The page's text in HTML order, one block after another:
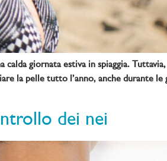
giornata estiva in spiaggia.
la pelle tutto l’anno, anche durante le
dei nei